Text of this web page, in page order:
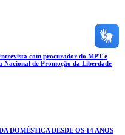
com procurador do MPT e
de Promoção da Liberdade
DOMÉSTICA DESDE OS 14 ANOS